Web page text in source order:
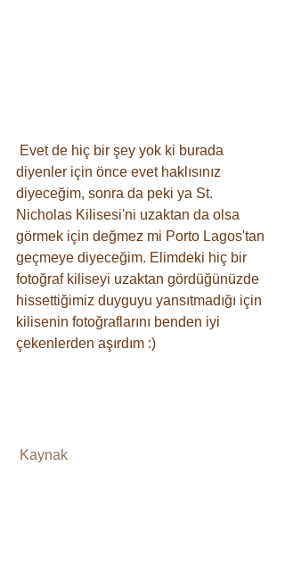
diyenler için önce evet haklısınız
diyeceğim, sonra da peki ya St.
Nicholas Kilisesi'ni uzaktan da olsa
görmek için değmez mi Porto Lagos'tan
geçmeye diyeceğim. Elimdeki hiç bir
fotoğraf kiliseyi uzaktan gördüğünüzde
hissettiğimiz duyguyu yansıtmadığı için
kilisenin fotoğraflarını benden iyi
çekenlerden aşırdım :)
Kaynak